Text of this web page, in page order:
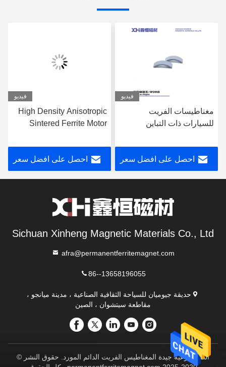
فيديو
مغناطيسات الفريت
للسيارات ذات التباين
في درجة حرارة عالية بكثافة
نسبية عالية لمحركات
السيارات
احصل على افضل سعر
فيديو
High Density Anisotropic
Sintered Ferrite Motor
Automotive and Window
Motorsاحصل على افضل سعر
Sichuan Xinheng Magnetic Materials Co., Ltd
afra@permanentferritemagnet.com
86--13658196055
حديقة جيوميان للسياحة الثقافية الصناعية ، مدينة ميانجو ،
مقاطعة سيتشوان ، الصين
الصين نوعية جيدة المغناطيس الفريت الدائم المورد. حقوق النشر ©